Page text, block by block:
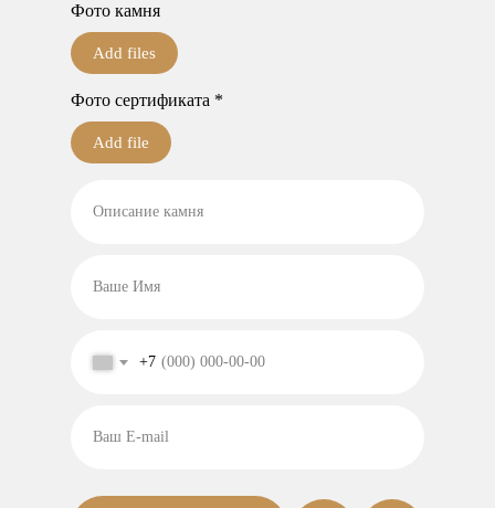
Фото камня
Add files
Фото сертификата *
Add file
Описание камня
Ваше Имя
+7
Ваш E-mail